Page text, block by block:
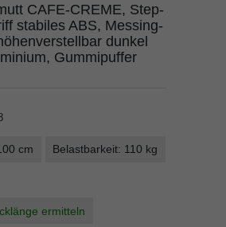
CAFE-CREME, Step-
stabiles ABS, Messing-
dunkel
Gummipuffer
cm Belastbarkeit: 110 kg
ermitteln